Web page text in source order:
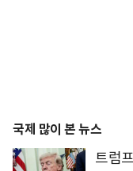
국제 많이 본 뉴스
트럼